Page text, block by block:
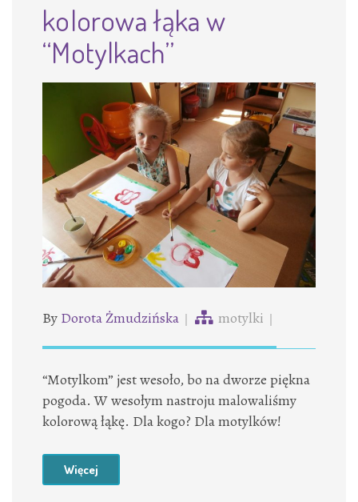
kolorowa łąka w
“Motylkach”
By Dorota Żmudzińska motylki
“Motylkom” jest wesoło, bo na dworze piękna
pogoda. W wesołym nastroju malowaliśmy
kolorową łąkę. Dla kogo? Dla motylków!
Więcej